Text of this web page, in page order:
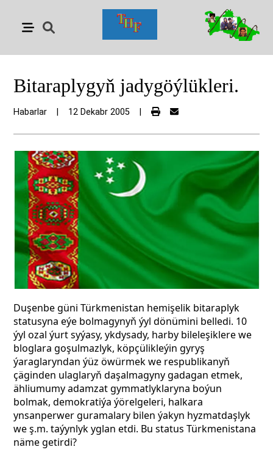
Bitaraplygyň jadygöýlükleri.
Habarlar 12 Dekabr 2005
Duşenbe güni Türkmenistan hemişelik bitaraplyk
statusyna eýe bolmagynyň ýyl dönümini belledi. 10
ýyl ozal ýurt syýasy, ykdysady, harby bileleşiklere we
bloglara goşulmazlyk, köpçülikleýin gyryş
ýaraglaryndan ýüz öwürmek we respublikanyň
çäginden ulaglaryň daşalmagyny gadagan etmek,
ähliumumy adamzat gymmatlyklaryna boýun
bolmak, demokratiýa ýörelgeleri, halkara
ynsanperwer guramalary bilen ýakyn hyzmatdaşlyk
we ş.m. taýynlyk yglan etdi. Bu status Türkmenistana
näme getirdi?